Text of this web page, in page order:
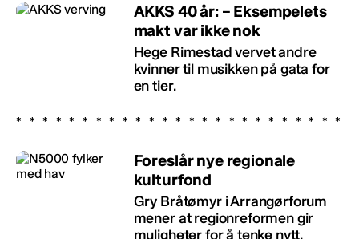
AKKS 40 år: – Eksempelets
makt var ikke nok
Hege Rimestad vervet andre
kvinner til musikken på gata for
en tier.
Foreslår nye regionale
kulturfond
Gry Bråtømyr i Arrangørforum
mener at regionreformen gir
muligheter for å tenke nytt,